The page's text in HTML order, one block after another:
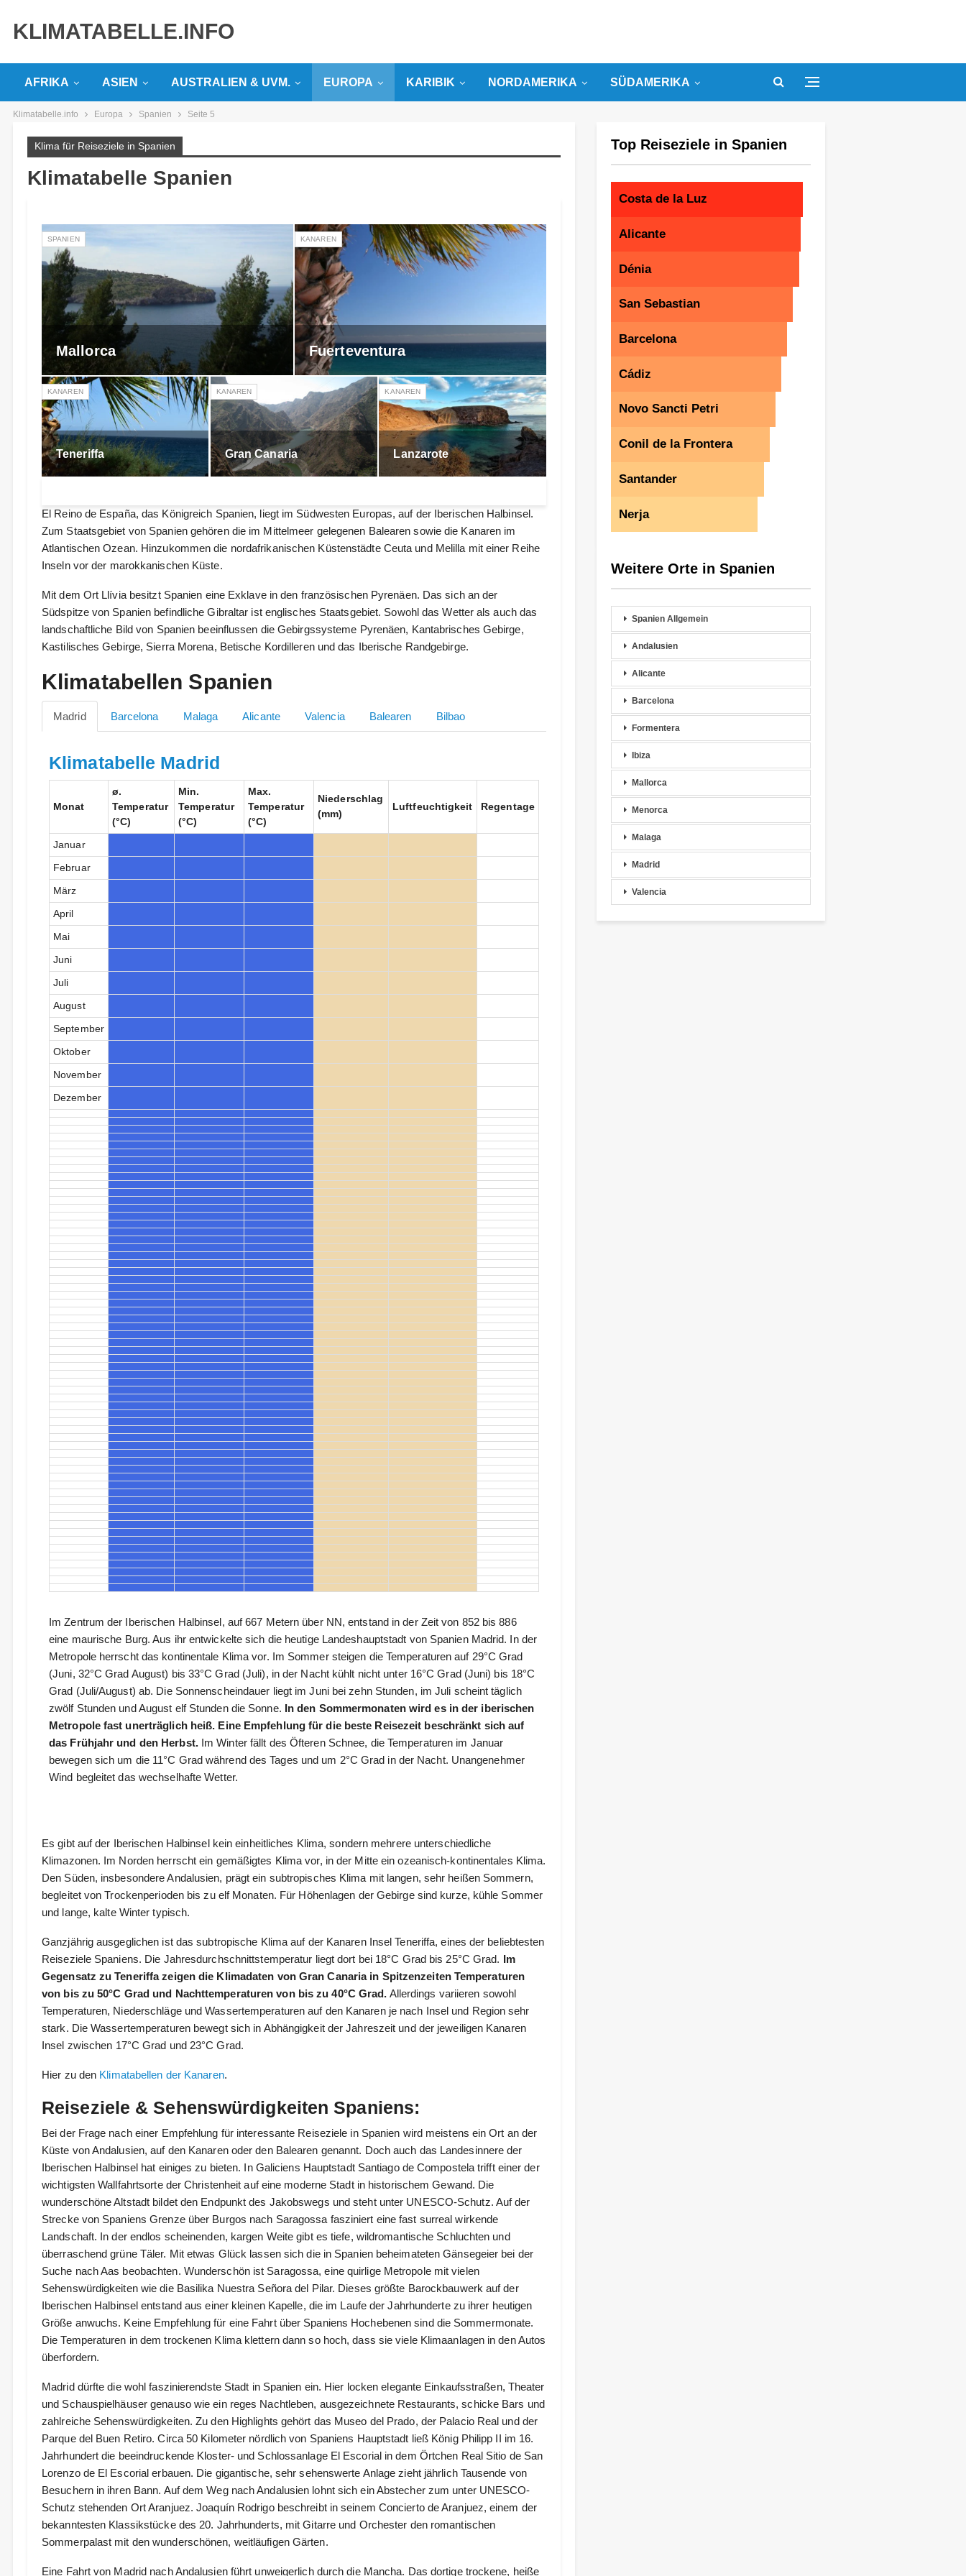
KLIMATABELLE.INFO
AFRIKA ASIEN AUSTRALIEN & UVM. EUROPA KARIBIK NORDAMERIKA SÜDAMERIKA
Klimatabelle.info Europa Spanien Seite 5
Klima für Reiseziele in Spanien
Klimatabelle Spanien
SPANIEN
Mallorca
KANAREN
Fuerteventura
KANAREN
Teneriffa
KANAREN
Gran Canaria
KANAREN
Lanzarote
El Reino de España, das Königreich Spanien, liegt im Südwesten Europas, auf der Iberischen Halbinsel.
Zum Staatsgebiet von Spanien gehören die im Mittelmeer gelegenen Balearen sowie die Kanaren im
Atlantischen Ozean. Hinzukommen die nordafrikanischen Küstenstädte Ceuta und Melilla mit einer Reihe
Inseln vor der marokkanischen Küste.
Mit dem Ort Llívia besitzt Spanien eine Exklave in den französischen Pyrenäen. Das sich an der
Südspitze von Spanien befindliche Gibraltar ist englisches Staatsgebiet. Sowohl das Wetter als auch das
landschaftliche Bild von Spanien beeinflussen die Gebirgssysteme Pyrenäen, Kantabrisches Gebirge,
Kastilisches Gebirge, Sierra Morena, Betische Kordilleren und das Iberische Randgebirge.
Klimatabellen Spanien
Madrid Barcelona Malaga Alicante Valencia Balearen Bilbao
Klimatabelle Madrid
Monat
ø.
Temperatur
(°C)
Min.
Temperatur
(°C)
Max.
Temperatur
(°C)
Niederschlag
(mm)
Luftfeuchtigkeit Regentage
Januar
Februar
März
April
Mai
Juni
Juli
August
September
Oktober
November
Dezember
Im Zentrum der Iberischen Halbinsel, auf 667 Metern über NN, entstand in der Zeit von 852 bis 886
eine maurische Burg. Aus ihr entwickelte sich die heutige Landeshauptstadt von Spanien Madrid. In der
Metropole herrscht das kontinentale Klima vor. Im Sommer steigen die Temperaturen auf 29°C Grad
(Juni, 32°C Grad August) bis 33°C Grad (Juli), in der Nacht kühlt nicht unter 16°C Grad (Juni) bis 18°C
Grad (Juli/August) ab. Die Sonnenscheindauer liegt im Juni bei zehn Stunden, im Juli scheint täglich
zwölf Stunden und August elf Stunden die Sonne. In den Sommermonaten wird es in der iberischen
Metropole fast unerträglich heiß. Eine Empfehlung für die beste Reisezeit beschränkt sich auf
das Frühjahr und den Herbst.Im Winter fällt des Öfteren Schnee, die Temperaturen im Januar
bewegen sich um die 11°C Grad während des Tages und um 2°C Grad in der Nacht. Unangenehmer
Wind begleitet das wechselhafte Wetter.
Es gibt auf der Iberischen Halbinsel kein einheitliches Klima, sondern mehrere unterschiedliche
Klimazonen. Im Norden herrscht ein gemäßigtes Klima vor, in der Mitte ein ozeanisch-kontinentales Klima.
Den Süden, insbesondere Andalusien, prägt ein subtropisches Klima mit langen, sehr heißen Sommern,
begleitet von Trockenperioden bis zu elf Monaten. Für Höhenlagen der Gebirge sind kurze, kühle Sommer
und lange, kalte Winter typisch.
Ganzjährig ausgeglichen ist das subtropische Klima auf der Kanaren Insel Teneriffa, eines der beliebtesten
Reiseziele Spaniens. Die Jahresdurchschnittstemperatur liegt dort bei 18°C Grad bis 25°C Grad. Im
Gegensatz zu Teneriffa zeigen die Klimadaten von Gran Canaria in Spitzenzeiten Temperaturen
von bis zu 50°C Grad und Nachttemperaturen von bis zu 40°C Grad. Allerdings variieren sowohl
Temperaturen, Niederschläge und Wassertemperaturen auf den Kanaren je nach Insel und Region sehr
stark. Die Wassertemperaturen bewegt sich in Abhängigkeit der Jahreszeit und der jeweiligen Kanaren
Insel zwischen 17°C Grad und 23°C Grad.
Hier zu den Klimatabellen der Kanaren.
Reiseziele & Sehenswürdigkeiten Spaniens:
Bei der Frage nach einer Empfehlung für interessante Reiseziele in Spanien wird meistens ein Ort an der
Küste von Andalusien, auf den Kanaren oder den Balearen genannt. Doch auch das Landesinnere der
Iberischen Halbinsel hat einiges zu bieten. In Galiciens Hauptstadt Santiago de Compostela trifft einer der
wichtigsten Wallfahrtsorte der Christenheit auf eine moderne Stadt in historischem Gewand. Die
wunderschöne Altstadt bildet den Endpunkt des Jakobswegs und steht unter UNESCO-Schutz. Auf der
Strecke von Spaniens Grenze über Burgos nach Saragossa fasziniert eine fast surreal wirkende
Landschaft. In der endlos scheinenden, kargen Weite gibt es tiefe, wildromantische Schluchten und
überraschend grüne Täler. Mit etwas Glück lassen sich die in Spanien beheimateten Gänsegeier bei der
Suche nach Aas beobachten. Wunderschön ist Saragossa, eine quirlige Metropole mit vielen
Sehenswürdigkeiten wie die Basilika Nuestra Señora del Pilar. Dieses größte Barockbauwerk auf der
Iberischen Halbinsel entstand aus einer kleinen Kapelle, die im Laufe der Jahrhunderte zu ihrer heutigen
Größe anwuchs. Keine Empfehlung für eine Fahrt über Spaniens Hochebenen sind die Sommermonate.
Die Temperaturen in dem trockenen Klima klettern dann so hoch, dass sie viele Klimaanlagen in den Autos
überfordern.
Madrid dürfte die wohl faszinierendste Stadt in Spanien ein. Hier locken elegante Einkaufsstraßen, Theater
und Schauspielhäuser genauso wie ein reges Nachtleben, ausgezeichnete Restaurants, schicke Bars und
zahlreiche Sehenswürdigkeiten. Zu den Highlights gehört das Museo del Prado, der Palacio Real und der
Parque del Buen Retiro. Circa 50 Kilometer nördlich von Spaniens Hauptstadt ließ König Philipp II im 16.
Jahrhundert die beeindruckende Kloster- und Schlossanlage El Escorial in dem Örtchen Real Sitio de San
Lorenzo de El Escorial erbauen. Die gigantische, sehr sehenswerte Anlage zieht jährlich Tausende von
Besuchern in ihren Bann. Auf dem Weg nach Andalusien lohnt sich ein Abstecher zum unter UNESCO-
Schutz stehenden Ort Aranjuez. Joaquín Rodrigo beschreibt in seinem Concierto de Aranjuez, einem der
bekanntesten Klassikstücke des 20. Jahrhunderts, mit Gitarre und Orchester den romantischen
Sommerpalast mit den wunderschönen, weitläufigen Gärten.
Eine Fahrt von Madrid nach Andalusien führt unweigerlich durch die Mancha. Das dortige trockene, heiße
Top Reiseziele in Spanien
Costa de la Luz
Alicante
Dénia
San Sebastian
Barcelona
Cádiz
Novo Sancti Petri
Conil de la Frontera
Santander
Nerja
Weitere Orte in Spanien
Spanien Allgemein
Andalusien
Alicante
Barcelona
Formentera
Ibiza
Mallorca
Menorca
Malaga
Madrid
Valencia